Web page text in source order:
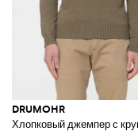
DRUMOHR
Хлопковый джемпер с